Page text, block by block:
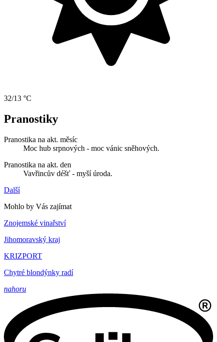
32/13 °C
Pranostiky
Pranostika na akt. měsíc
Moc hub srpnových - moc vánic sněhových.
Pranostika na akt. den
Vavřincův déšť - myší úroda.
Další
Mohlo by Vás zajímat
Znojemské vinařství
Jihomoravský kraj
KRIZPORT
Chytré blondýnky radí
nahoru